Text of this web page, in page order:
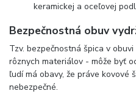
keramickej a oceľovej
Bezpečnostná obuv
Tzv. bezpečnostná špica v
rôznych materiálov - môže byť
ľudí má obavy, že práve kovové
nebezpečné.